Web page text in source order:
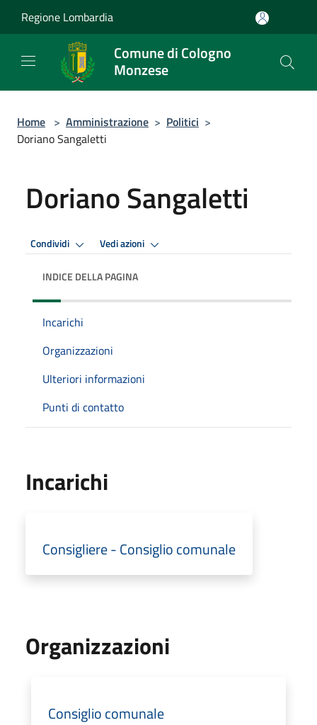
Regione Lombardia
Comune di Cologno
Monzese
Home > Amministrazione > Politici >
Doriano Sangaletti
Doriano Sangaletti
Condividi Vedi azioni
INDICE DELLA PAGINA
Incarichi
Organizzazioni
Ulteriori informazioni
Punti di contatto
Incarichi
Consigliere - Consiglio comunale
Organizzazioni
Consiglio comunale